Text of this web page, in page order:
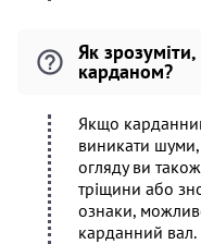
Як
карданом?
Якщо
виникати шуми,
огляду ви
тріщини або
ознаки,
карданний вал.